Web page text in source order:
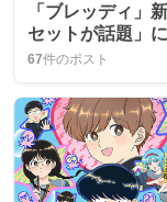
「ブレッディ」
セットが話題」
67件のポスト